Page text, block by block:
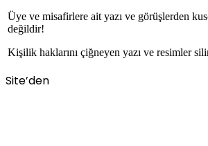
Üye ve misafirlere ait yazı ve görüşlerden
değildir!
Kişilik haklarını çiğneyen yazı ve resimler
Site’den